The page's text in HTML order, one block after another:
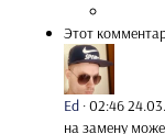
Этот
Ed ·02:46
на замену